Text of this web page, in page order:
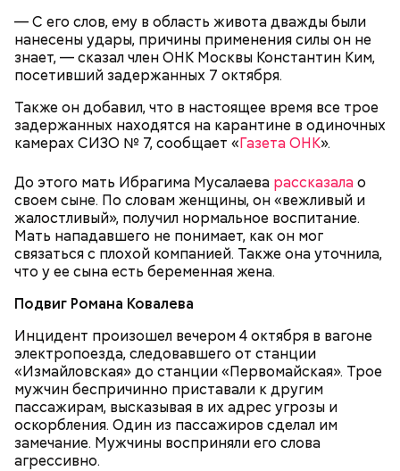
— С его слов, ему в область живота дважды были
нанесены удары, причины применения силы он не
знает, — сказал член ОНК Москвы Константин Ким,
посетивший задержанных 7 октября.
Также он добавил, что в настоящее время все трое
задержанных находятся на карантине в одиночных
камерах СИЗО № 7, сообщает «Газета ОНК».
До этого мать Ибрагима Мусалаева рассказалао
своем сыне. По словам женщины, он «вежливый и
жалостливый», получил нормальное воспитание.
Мать нападавшего не понимает, как он мог
связаться с плохой компанией. Также она уточнила,
что у ее сына есть беременная жена.
Подвиг Романа Ковалева
Инцидент произошел вечером 4 октября в вагоне
электропоезда, следовавшего от станции
«Измайловская» до станции «Первомайская». Трое
мужчин беспричинно приставали к другим
пассажирам, высказывая в их адрес угрозы и
оскорбления. Один из пассажиров сделал им
замечание. Мужчины восприняли его слова
агрессивно.
Акжарского Ясненского городского округа и 47-
летняя жительница поселка Красночабанского
Домбаровского района. Они, предположительно,
занимались продажей поддельного алкоголя.